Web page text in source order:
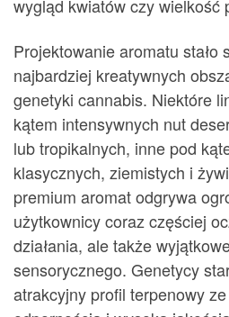
wygląd kwiatów czy wielkość
Projektowanie aromatu stało
najbardziej kreatywnych
genetyki cannabis. Niektóre
kątem intensywnych nut
lub tropikalnych, inne pod
klasycznych, ziemistych i
premium aromat odgrywa
użytkownicy coraz częściej
działania, ale także
sensorycznego. Genetycy
atrakcyjny profil terpenowy